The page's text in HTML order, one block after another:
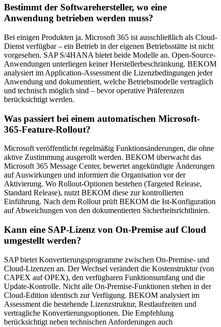
Bestimmt der Softwarehersteller, wo eine
Anwendung betrieben werden muss?
Bei einigen Produkten ja. Microsoft 365 ist ausschließlich als Cloud-
Dienst verfügbar – ein Betrieb in der eigenen Betriebsstätte ist nicht
vorgesehen. SAP S/4HANA bietet beide Modelle an. Open-Source-
Anwendungen unterliegen keiner Herstellerbeschränkung. BEKOM
analysiert im Application-Assessment die Lizenzbedingungen jeder
Anwendung und dokumentiert, welche Betriebsmodelle vertraglich
und technisch möglich sind – bevor operative Präferenzen
berücksichtigt werden.
Was passiert bei einem automatischen Microsoft-
365-Feature-Rollout?
Microsoft veröffentlicht regelmäßig Funktionsänderungen, die ohne
aktive Zustimmung ausgerollt werden. BEKOM überwacht das
Microsoft 365 Message Center, bewertet angekündigte Änderungen
auf Auswirkungen und informiert die Organisation vor der
Aktivierung. Wo Rollout-Optionen bestehen (Targeted Release,
Standard Release), nutzt BEKOM diese zur kontrollierten
Einführung. Nach dem Rollout prüft BEKOM die Ist-Konfiguration
auf Abweichungen von den dokumentierten Sicherheitsrichtlinien.
Kann eine SAP-Lizenz von On-Premise auf Cloud
umgestellt werden?
SAP bietet Konvertierungsprogramme zwischen On-Premise- und
Cloud-Lizenzen an. Der Wechsel verändert die Kostenstruktur (von
CAPEX auf OPEX), den verfügbaren Funktionsumfang und die
Update-Kontrolle. Nicht alle On-Premise-Funktionen stehen in der
Cloud-Edition identisch zur Verfügung. BEKOM analysiert im
Assessment die bestehende Lizenzstruktur, Restlaufzeiten und
vertragliche Konvertierungsoptionen. Die Empfehlung
berücksichtigt neben technischen Anforderungen auch